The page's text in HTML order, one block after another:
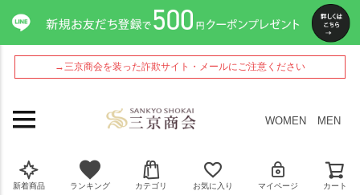
→三京商会を装った詐欺サイト・メールにご注意ください
WOMEN MEN
新着商品 ランキング カテゴリ お気に入り マイページ カート
ペー
ジト
ップ
へ